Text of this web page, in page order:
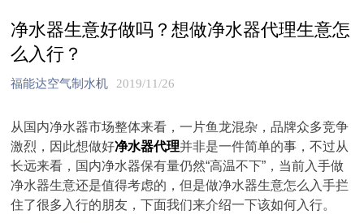
净水器生意好做吗？想做净水器代理生意怎
么入行？
福能达空气制水机 2019/11/26
从国内净水器市场整体来看，一片鱼龙混杂，品牌众多竞争
激烈，因此想做好净水器代理并非是一件简单的事，不过从
长远来看，国内净水器保有量仍然“高温不下”，当前入手做
净水器生意还是值得考虑的，但是做净水器生意怎么入手拦
住了很多入行的朋友，下面我们来介绍一下该如何入行。